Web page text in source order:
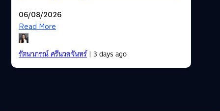
06/08/2026
Read More
รัตนาภรณ์ ศรีนวลจันทร์| 3 days ago